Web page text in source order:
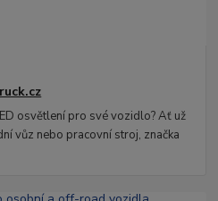
osvětlení pro své vozidlo? Ať už
vůz nebo pracovní stroj, značka